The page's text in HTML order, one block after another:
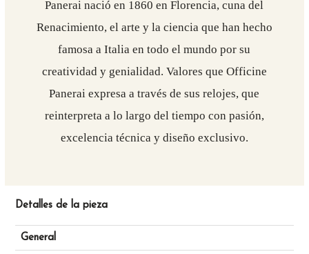
Panerai nació en 1860 en Florencia, cuna del
Renacimiento, el arte y la ciencia que han hecho
famosa a Italia en todo el mundo por su
creatividad y genialidad. Valores que Officine
Panerai expresa a través de sus relojes, que
reinterpreta a lo largo del tiempo con pasión,
excelencia técnica y diseño exclusivo.
Detalles de la pieza
General